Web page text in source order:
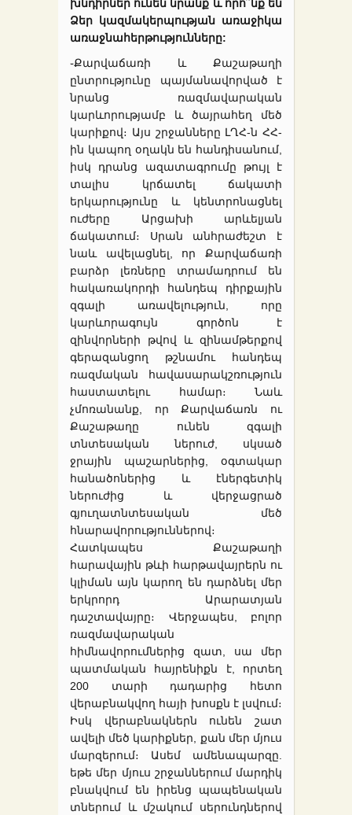
խնդիրներ ունեն նրանք և որո՞նք են
Ձեր կազմակերպության առաջիկա
առաջնահերթությունները:
֊Քարվաճառի և Քաշաթաղի
ընտրությունը պայմանավորված է
նրանց ռազմավարական
կարևորությամբ և ծայրահեղ մեծ
կարիքով։ Այս շրջանները ԼՂՀ-ն ՀՀ-
ին կապող օղակն են հանդիսանում,
իսկ դրանց ազատագրումը թույլ է
տալիս կրճատել ճակատի
երկարությունը և կենտրոնացնել
ուժերը Արցախի արևելյան
ճակատում։ Սրան անհրաժեշտ է
նաև ավելացնել, որ Քարվաճառի
բարձր լեռները տրամադրում են
հակառակորդի հանդեպ դիրքային
զգալի առավելություն, որը
կարևորագույն գործոն է
զինվորների թվով և զինամթերքով
գերազանցող թշնամու հանդեպ
ռազմական հավասարակշռություն
հաստատելու համար։ Նաև
չմոռանանք, որ Քարվաճառն ու
Քաշաթաղը ունեն զգալի
տնտեսական ներուժ, սկսած
ջրային պաշարներից, օգտակար
հանածոներից և էներգետիկ
ներուժից և վերջացրած
գյուղատնտեսական մեծ
հնարավորություններով։
Հատկապես Քաշաթաղի
հարավային թևի հարթավայրերն ու
կլիման այն կարող են դարձնել մեր
երկրորդ Արարատյան
դաշտավայրը։ Վերջապես, բոլոր
ռազմավարական
հիմնավորումներից զատ, սա մեր
պատմական հայրենիքն է, որտեղ
200 տարի դադարից հետո
վերաբնակվող հայի խոսքն է լսվում։
Իսկ վերաբնակներն ունեն շատ
ավելի մեծ կարիքներ, քան մեր մյուս
մարզերում։ Ասեմ ամենապարզը.
եթե մեր մյուս շրջաններում մարդիկ
բնակվում են իրենց պապենական
տներում և մշակում սերունդներով